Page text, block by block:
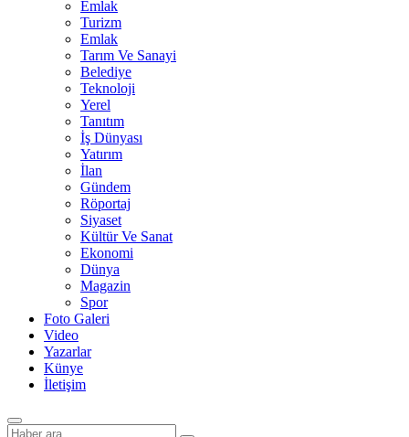
Emlak
Turizm
Emlak
Tarım Ve Sanayi
Belediye
Teknoloji
Yerel
Tanıtım
İş Dünyası
Yatırım
İlan
Gündem
Röportaj
Siyaset
Kültür Ve Sanat
Ekonomi
Dünya
Magazin
Spor
Foto Galeri
Video
Yazarlar
Künye
İletişim